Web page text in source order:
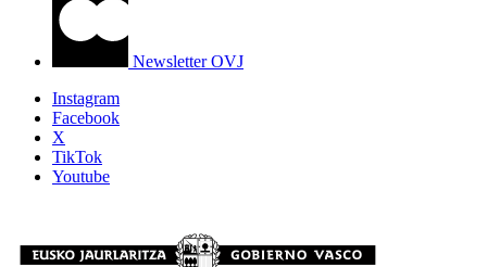
Newsletter OVJ
Instagram
Facebook
X
TikTok
Youtube